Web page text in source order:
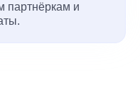
партнёркам и